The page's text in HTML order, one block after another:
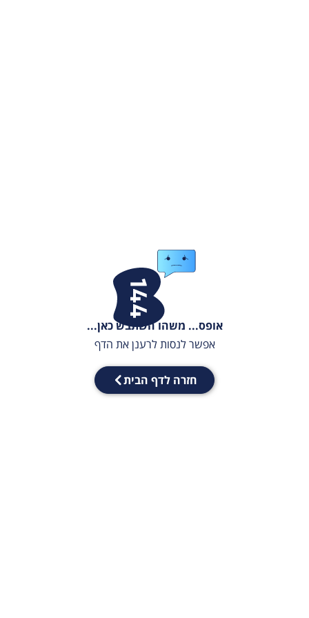
אופס... משהו השתבש כאן...
אפשר לנסות לרענן את הדף
חזרה לדף הבית